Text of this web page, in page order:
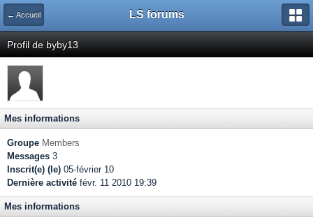
← Accueil LS forums
Profil de byby13
Mes informations
Groupe Members
Messages 3
Inscrit(e) (le) 05-février 10
Dernière activité févr. 11 2010 19:39
Mes informations